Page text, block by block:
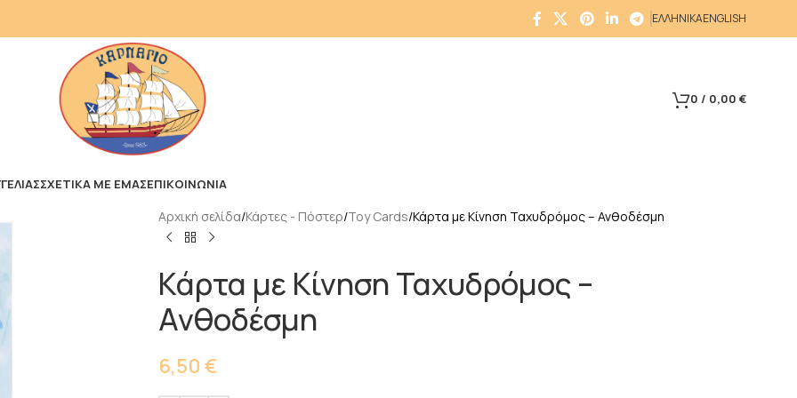
ΕΛΛΗΝΙΚΑENGLISH
0 / 0,00 €
ΣΧΕΤΙΚΑ ΜΕ ΕΜΑΣΕΠΙΚΟΙΝΩΝΙΑ
Αρχική σελίδα Κάρτες - Πόστερ Toy Cards Κάρτα με Κίνηση Ταχυδρόμος – Ανθοδέσμη
Κάρτα με Κίνηση Ταχυδρόμος –
Ανθοδέσμη
6,50 €